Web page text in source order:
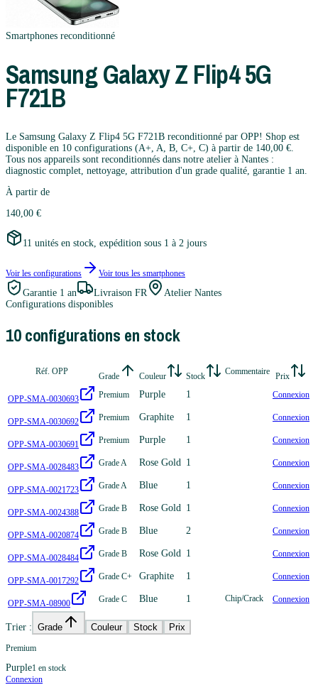
Smartphones reconditionné
SamsungGalaxy Z Flip4 5G
F721B
Le Samsung Galaxy Z Flip4 5G F721B reconditionné par OPP! Shop est
disponible en 10 configurations (A+, A, B, C+, C) à partir de 140,00 €.
Tous nos appareils sont reconditionnés dans notre atelier à Nantes :
diagnostic complet, nettoyage, attribution d'un grade qualité, garantie 1 an.
À partir de
140,00 €
11 unités en stock, expédition sous 1 à 2 jours
Voir les configurations Voir tous les smartphones
Garantie 1 an Livraison FR
Atelier Nantes
Configurations disponibles
10configurations en stock
Réf. OPP Grade Couleur Stock Commentaire Prix
OPP-SMA-0030693 Premium Purple 1 Connexion
OPP-SMA-0030692 Premium Graphite 1 Connexion
OPP-SMA-0030691 Premium Purple 1 Connexion
OPP-SMA-0028483 Grade A Rose Gold 1 Connexion
OPP-SMA-0021723 Grade A Blue 1 Connexion
OPP-SMA-0024388 Grade B Rose Gold 1 Connexion
OPP-SMA-0020874 Grade B Blue 2 Connexion
OPP-SMA-0028484 Grade B Rose Gold 1 Connexion
OPP-SMA-0017292 Grade C+ Graphite 1 Connexion
OPP-SMA-08900 Grade C Blue 1 Chip/Crack Connexion
Trier : Grade Couleur Stock Prix
Premium
Purple1 en stock
Connexion